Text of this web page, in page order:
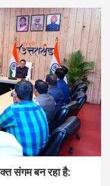
संगम बन रहा है: